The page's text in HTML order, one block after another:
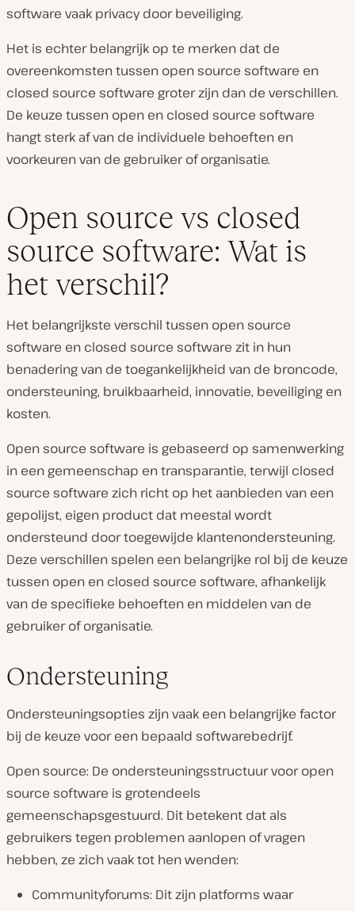
software vaak privacy door beveiliging.
Het is echter belangrijk op te merken dat de
overeenkomsten tussen open source software en
closed source software groter zijn dan de verschillen.
De keuze tussen open en closed source software
hangt sterk af van de individuele behoeften en
voorkeuren van de gebruiker of organisatie.
Open source vs closed
source software: Wat is
het verschil?
Het belangrijkste verschil tussen open source
software en closed source software zit in hun
benadering van de toegankelijkheid van de broncode,
ondersteuning, bruikbaarheid, innovatie, beveiliging en
kosten.
Open source software is gebaseerd op samenwerking
in een gemeenschap en transparantie, terwijl closed
source software zich richt op het aanbieden van een
gepolijst, eigen product dat meestal wordt
ondersteund door toegewijde klantenondersteuning.
Deze verschillen spelen een belangrijke rol bij de keuze
tussen open en closed source software, afhankelijk
van de specifieke behoeften en middelen van de
gebruiker of organisatie.
Ondersteuning
Ondersteuningsopties zijn vaak een belangrijke factor
bij de keuze voor een bepaald softwarebedrijf.
Open source: De ondersteuningsstructuur voor open
source software is grotendeels
gemeenschapsgestuurd. Dit betekent dat als
gebruikers tegen problemen aanlopen of vragen
hebben, ze zich vaak tot hen wenden:
Communityforums: Dit zijn platforms waar